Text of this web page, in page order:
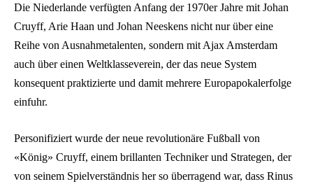
Die Niederlande verfügten Anfang der 1970er Jahre mit Johan
Cruyff, Arie Haan und Johan Neeskens nicht nur über eine
Reihe von Ausnahmetalenten, sondern mit Ajax Amsterdam
auch über einen Weltklasseverein, der das neue System
konsequent praktizierte und damit mehrere Europapokalerfolge
einfuhr.
Personifiziert wurde der neue revolutionäre Fußball von
«König» Cruyff, einem brillanten Techniker und Strategen, der
von seinem Spielverständnis her so überragend war, dass Rinus